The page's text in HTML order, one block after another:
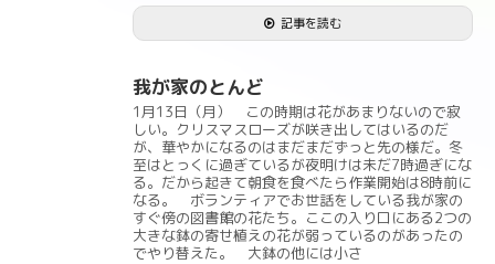
記事を読む
我が家のとんど
1月13日（月） この時期は花があまりないので寂
しい。クリスマスローズが咲き出してはいるのだ
が、華やかになるのはまだまだずっと先の様だ。冬
至はとっくに過ぎているが夜明けは未だ7時過ぎにな
る。だから起きて朝食を食べたら作業開始は8時前に
なる。 ボランティアでお世話をしている我が家の
すぐ傍の図書館の花たち。ここの入り口にある2つの
大きな鉢の寄せ植えの花が弱っているのがあったの
でやり替えた。 大鉢の他には小さ